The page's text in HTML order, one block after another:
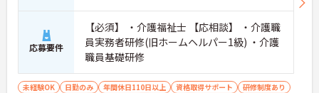
応募要件
【必須】 ・介護福祉士 【応相談】 ・介護職
員実務者研修(旧ホームヘルパー1級) ・介護
職員基礎研修
未経験OK 日勤のみ 年間休日110日以上 資格取得サポート
研修制度あり